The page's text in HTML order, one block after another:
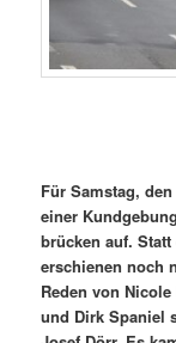
Für Sam­stag,
ein­er
brück­en auf.
erschienen noch
Reden von
und Dirk Spaniel